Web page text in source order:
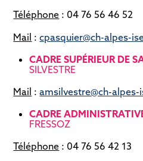
Téléphone : 04 76 56 46 52
Mail :cpasquier@ch-alpes-
CADRE SUPÉRIEUR DE
SILVESTRE
Mail :amsilvestre@ch-
CADRE
FRESSOZ
Téléphone : 04 76 56 42 13